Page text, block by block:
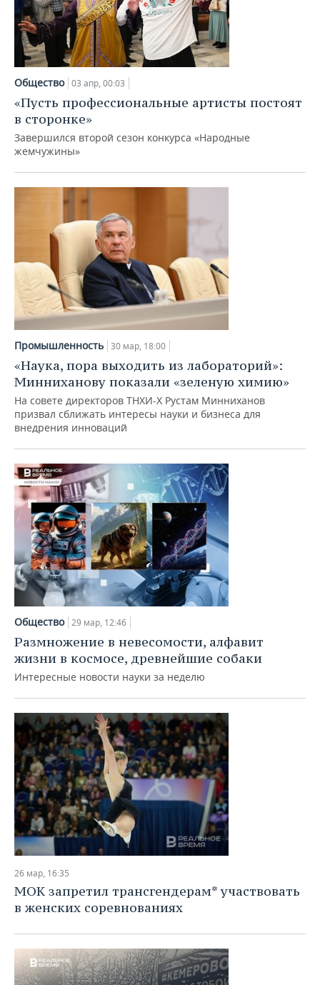
Общество 03 апр, 00:03
«Пусть профессиональные артисты постоят
в сторонке»
Завершился второй сезон конкурса «Народные
жемчужины»
Промышленность 30 мар, 18:00
«Наука, пора выходить из лабораторий»:
Минниханову показали «зеленую химию»
На совете директоров ТНХИ-Х Рустам Минниханов
призвал сближать интересы науки и бизнеса для
внедрения инноваций
Общество 29 мар, 12:46
Размножение в невесомости, алфавит
жизни в космосе, древнейшие собаки
Интересные новости науки за неделю
26 мар, 16:35
МОК запретил трансгендерам* участвовать
в женских соревнованиях